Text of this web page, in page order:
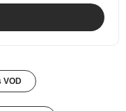
VOD